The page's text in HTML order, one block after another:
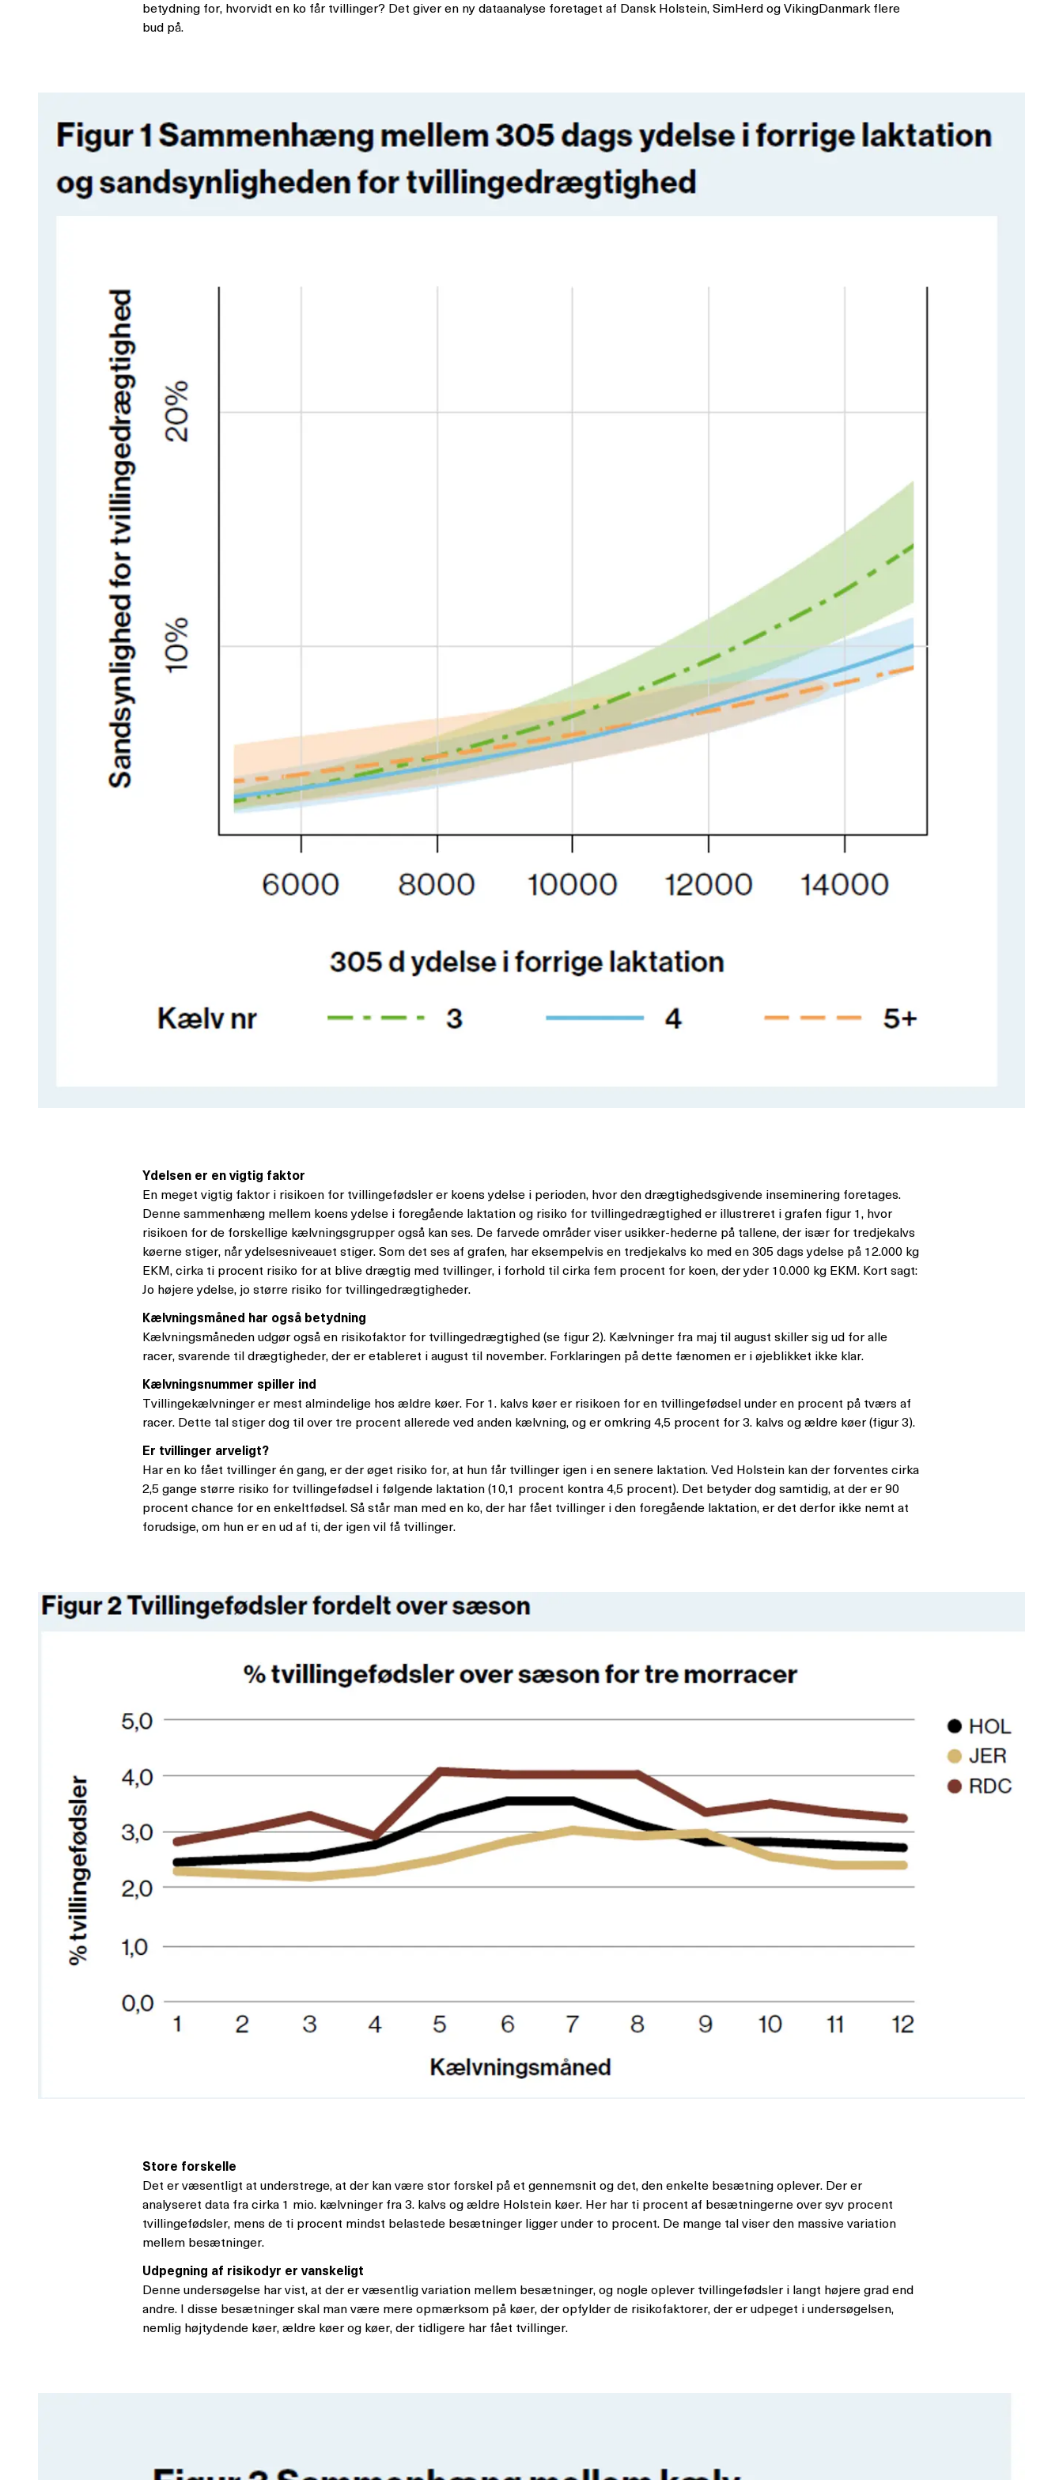
betydning for, hvorvidt en ko får tvillinger? Det giver en ny dataanalyse foretaget af Dansk Holstein, SimHerd og VikingDanmark flere
bud på.
Ydelsen er en vigtig faktor
En meget vigtig faktor i risikoen for tvillingefødsler er koens ydelse i perioden, hvor den drægtighedsgivende inseminering foretages.
Denne sammenhæng mellem koens ydelse i foregående laktation og risiko for tvillingedrægtighed er illustreret i grafen figur 1, hvor
risikoen for de forskellige kælvningsgrupper også kan ses. De farvede områder viser usikker-hederne på tallene, der især for tredjekalvs
køerne stiger, når ydelsesniveauet stiger. Som det ses af grafen, har eksempelvis en tredjekalvs ko med en 305 dags ydelse på 12.000 kg
EKM, cirka ti procent risiko for at blive drægtig med tvillinger, i forhold til cirka fem procent for koen, der yder 10.000 kg EKM. Kort sagt:
Jo højere ydelse, jo større risiko for tvillingedrægtigheder.
Kælvningsmåned har også betydning
Kælvningsmåneden udgør også en risikofaktor for tvillingedrægtighed (se figur 2). Kælvninger fra maj til august skiller sig ud for alle
racer, svarende til drægtigheder, der er etableret i august til november. Forklaringen på dette fænomen er i øjeblikket ikke klar.
Kælvningsnummer spiller ind
Tvillingekælvninger er mest almindelige hos ældre køer. For 1. kalvs køer er risikoen for en tvillingefødsel under en procent på tværs af
racer. Dette tal stiger dog til over tre procent allerede ved anden kælvning, og er omkring 4,5 procent for 3. kalvs og ældre køer (figur 3).
Er tvillinger arveligt?
Har en ko fået tvillinger én gang, er der øget risiko for, at hun får tvillinger igen i en senere laktation. Ved Holstein kan der forventes cirka
2,5 gange større risiko for tvillingefødsel i følgende laktation (10,1 procent kontra 4,5 procent). Det betyder dog samtidig, at der er 90
procent chance for en enkeltfødsel. Så står man med en ko, der har fået tvillinger i den foregående laktation, er det derfor ikke nemt at
forudsige, om hun er en ud af ti, der igen vil få tvillinger.
Store forskelle
Det er væsentligt at understrege, at der kan være stor forskel på et gennemsnit og det, den enkelte besætning oplever. Der er
analyseret data fra cirka 1 mio. kælvninger fra 3. kalvs og ældre Holstein køer. Her har ti procent af besætningerne over syv procent
tvillingefødsler, mens de ti procent mindst belastede besætninger ligger under to procent. De mange tal viser den massive variation
mellem besætninger.
Udpegning af risikodyr er vanskeligt
Denne undersøgelse har vist, at der er væsentlig variation mellem besætninger, og nogle oplever tvillingefødsler i langt højere grad end
andre. I disse besætninger skal man være mere opmærksom på køer, der opfylder de risikofaktorer, der er udpeget i undersøgelsen,
nemlig højtydende køer, ældre køer og køer, der tidligere har fået tvillinger.